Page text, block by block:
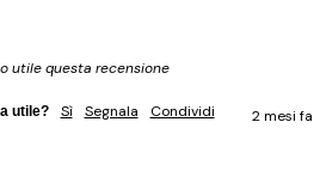
utile questa recensione
utile? Sì Segnala Condividi 2 mesi fa